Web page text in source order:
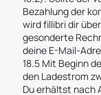
Bezahlung der
wird fillibri dir
gesonderte
deine E-Mail-
18.5 Mit Beginn
den Ladestrom
Du erhältst nach